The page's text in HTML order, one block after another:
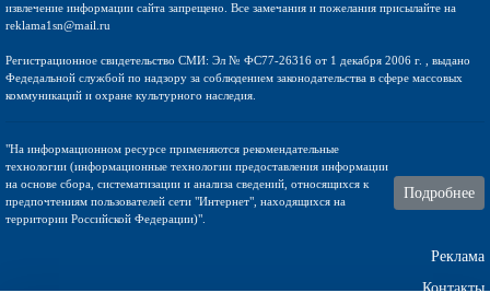
извлечение информации сайта запрещено. Все замечания и пожелания присылайте на
reklama1sn@mail.ru
Регистрационное свидетельство СМИ: Эл № ФС77-26316 от 1 декабря 2006 г. , выдано
Федедальной службой по надзору за соблюдением законодательства в сфере массовых
коммуникаций и охране культурного наследия.
"На информационном ресурсе применяются рекомендательные
технологии (информационные технологии предоставления информации
на основе сбора, систематизации и анализа сведений, относящихся к
предпочтениям пользователей сети "Интернет", находящихся на
территории Российской Федерации)".
Подробнее
Реклама
Контакты